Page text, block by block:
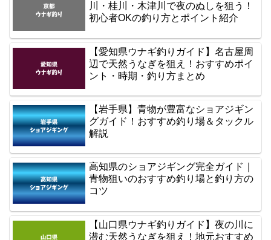
川・桂川・木津川で夜のぬしを狙う！
初心者OKの釣り方とポイント紹介
【愛知県ウナギ釣りガイド】名古屋周
辺で天然うなぎを狙え！おすすめポイ
ント・時期・釣り方まとめ
【岩手県】青物が豊富なショアジギン
グガイド！おすすめ釣り場＆タックル
解説
高知県のショアジギング完全ガイド｜
青物狙いのおすすめ釣り場と釣り方の
コツ
【山口県ウナギ釣りガイド】夜の川に
潜む天然うなぎを狙え！地元おすすめ